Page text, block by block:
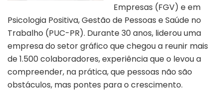
Empresas (FGV) e em
Psicologia Positiva, Gestão de Pessoas e Saúde no
Trabalho (PUC-PR). Durante 30 anos, liderou uma
empresa do setor gráfico que chegou a reunir mais
de 1.500 colaboradores, experiência que o levou a
compreender, na prática, que pessoas não são
obstáculos, mas pontes para o crescimento.